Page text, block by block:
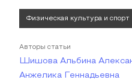
Физическая культура и спорт
Авторы статьи
Шишова Альбина
Анжелика Геннадьевна